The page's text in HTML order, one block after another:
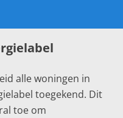
alle woningen in
toegekend. Dit
toe om